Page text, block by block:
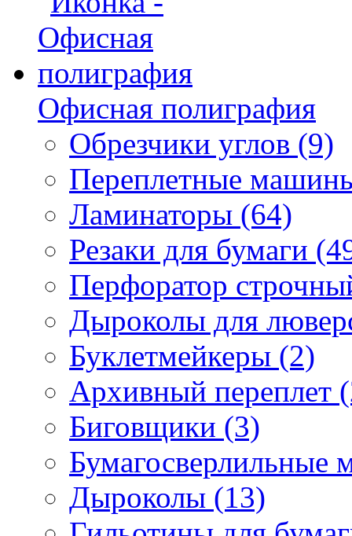
Офисная полиграфия
Обрезчики углов (9)
Переплетные
Ламинаторы (64)
Резаки для бумаги
Перфоратор
Дыроколы для
Буклетмейкеры (2)
Архивный переплет
Биговщики (3)
Дыроколы (13)